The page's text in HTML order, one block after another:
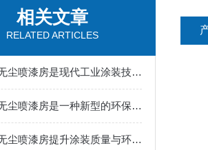
相关文章
RELATED ARTICLES
干式无尘喷漆房是现代工业涂装技术的绿色革新
干式无尘喷漆房是一种新型的环保技术
干式无尘喷漆房提升涂装质量与环境友好的良好技术